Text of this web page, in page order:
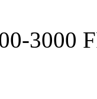
3000